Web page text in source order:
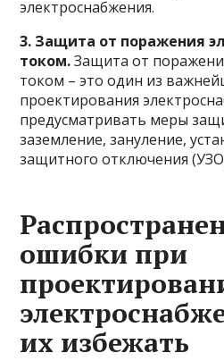
электроснабжения.
3. Защита от поражения
током.Защита от
током – это один из
проектирования
предусматривать меры
заземление, зануление,
защитного отключения
ошибки при
их избежать